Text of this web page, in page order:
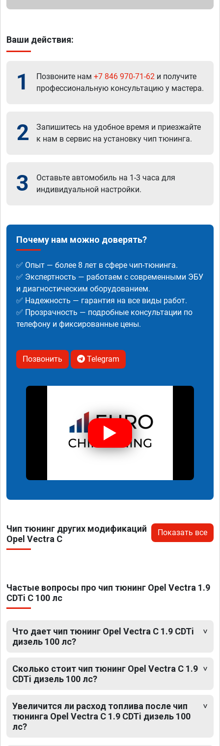
Ваши действия:
1 Позвоните нам +7 846 970-71-62 и получите
профессиональную консультацию у мастера.
2
Запишитесь на удобное время и приезжайте
к нам в сервис на установку чип тюнинга.
3
Оставьте автомобиль на 1-3 часа для
индивидуальной настройки.
Почему нам можно доверять?
✅ Опыт — более 8 лет в сфере чип-тюнинга.
✅ Экспертность — работаем с современными ЭБУ
и диагностическим оборудованием.
✅ Надежность — гарантия на все виды работ.
✅ Прозрачность — подробные консультации по
телефону и фиксированные цены.
Позвонить Telegram
Чип тюнинг других модификаций
Opel Vectra C
Показать все
Частые вопросы про чип тюнинг Opel Vectra 1.9
CDTi C 100 лс
Что дает чип тюнинг Opel Vectra C 1.9 CDTi
дизель 100 лс?
Сколько стоит чип тюнинг Opel Vectra C 1.9
CDTi дизель 100 лс?
Увеличится ли расход топлива после чип
тюнинга Opel Vectra C 1.9 CDTi дизель 100
лс?